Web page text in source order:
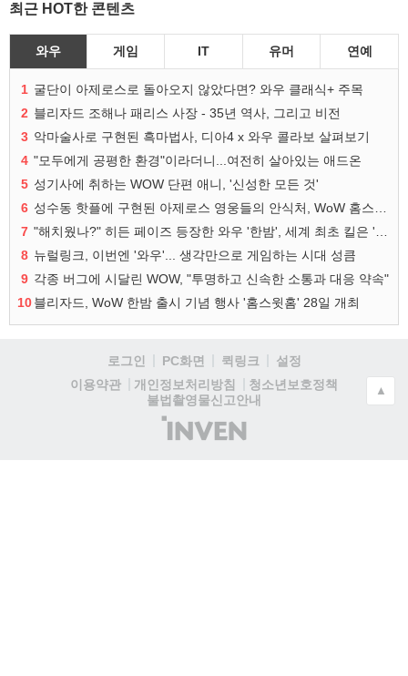
최근 HOT한 콘텐츠
와우 게임 IT 유머 연예
1 굴단이 아제로스로 돌아오지 않았다면? 와우 클래식+ 주목
2 블리자드 조해나 패리스 사장 - 35년 역사, 그리고 비전
3 악마술사로 구현된 흑마법사, 디아4 x 와우 콜라보 살펴보기
4 "모두에게 공평한 환경"이라더니...여전히 살아있는 애드온
5 성기사에 취하는 WOW 단편 애니, '신성한 모든 것'
6
7
8 뉴럴링크, 이번엔 '와우'... 생각만으로 게임하는 시대 성큼
9 각종 버그에 시달린 WOW, "투명하고 신속한 소통과 대응 약속"
10블리자드, WoW 한밤 출시 기념 행사 '홈스윗홈' 28일 개최
로그인 PC화면 퀵링크
설정
이용약관
개인정보처리방침
청소년보호정책
불법촬영물신고안내
(주)
인
▲